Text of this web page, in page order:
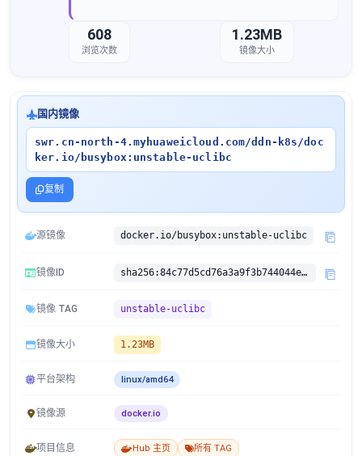
608
浏览次数
1.23MB
镜像大小
国内镜像
swr.cn-north-4.myhuaweicloud.com/ddn-k8s/doc
ker.io/busybox:unstable-uclibc
复制
源镜像 docker.io/busybox:unstable-uclibc
镜像ID sha256:84c77d5cd76a3a9f3b744044e14656adc0341cf2af96354b32d30dfe33cea34e
镜像 TAG unstable-uclibc
镜像大小 1.23MB
平台架构 linux/amd64
镜像源 docker.io
项目信息 Hub 主页 所有 TAG